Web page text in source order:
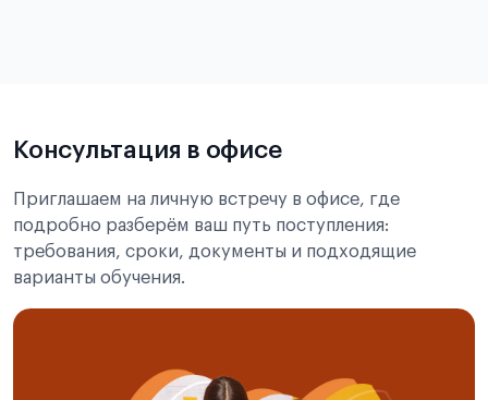
Консультация в офисе
Приглашаем на личную встречу в офисе, где
подробно разберём ваш путь поступления:
требования, сроки, документы и подходящие
варианты обучения.